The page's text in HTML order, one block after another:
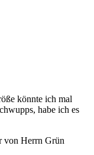
könnte ich mal
habe ich es
von Herrn Grün